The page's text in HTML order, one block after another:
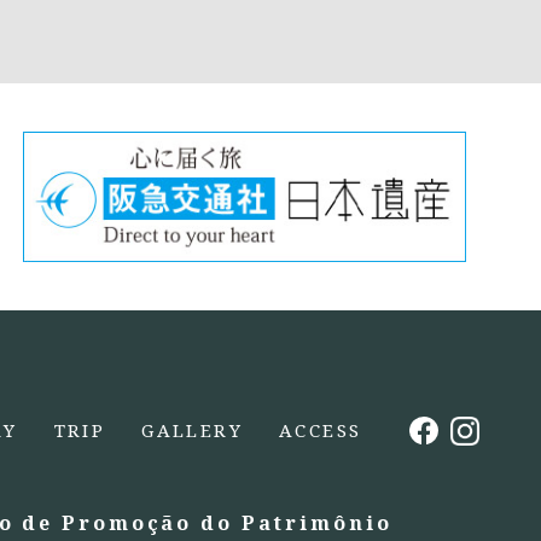
TRIP GALLERY ACCESS
de Promoção do Patrimônio